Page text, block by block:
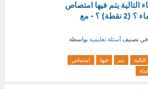
التالية يتم فيها امتصاص
معظم الماء ؟ (2 نقطة) ؟ - مع
في تصنيف أسئلة تعليمية بواسطة
التالية يتم فيها
امتصاص